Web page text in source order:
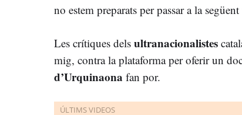
no estem preparats per passar a la següent
Les crítiques dels ultranacionalistes
mig, contra la plataforma per oferir un
d’Urquinaona fan por.